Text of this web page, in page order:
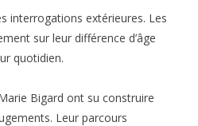
interrogations extérieures. Les
sur leur différence d’âge
quotidien.
Bigard ont su construire
Leur parcours